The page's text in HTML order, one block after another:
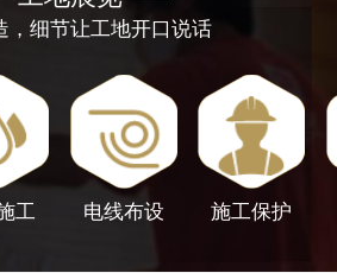
，细节让工地开口说话
工 电线布设 施工保护